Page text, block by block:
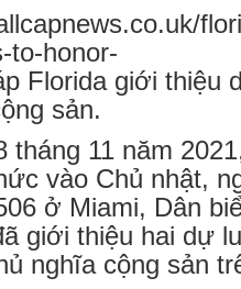
to-honor-
Florida giới thiệu
sản.
tháng 11 năm
vào Chủ nhật,
ở Miami, Dân
giới thiệu hai dự
nghĩa cộng sản